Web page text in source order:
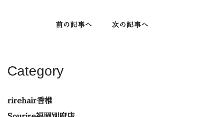
前の記事へ 次の記事へ
Category
rirehair香椎